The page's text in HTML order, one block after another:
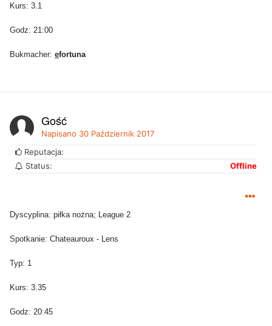
Kurs: 3.1
Godz: 21:00
Bukmacher: efortuna
Gość
Napisano 30 Październik 2017
Reputacja:
Status:
Offline
Dyscyplina: piłka nożna; League 2
Spotkanie: Chateauroux - Lens
Typ: 1
Kurs: 3.35
Godz: 20:45